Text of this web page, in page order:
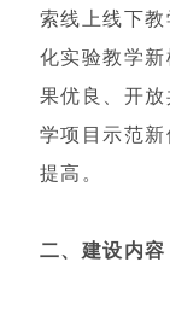
索线上线下
化实验教学
果优良、开
学项目示范
提高。
二、建设内容